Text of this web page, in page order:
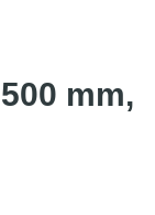
mm,